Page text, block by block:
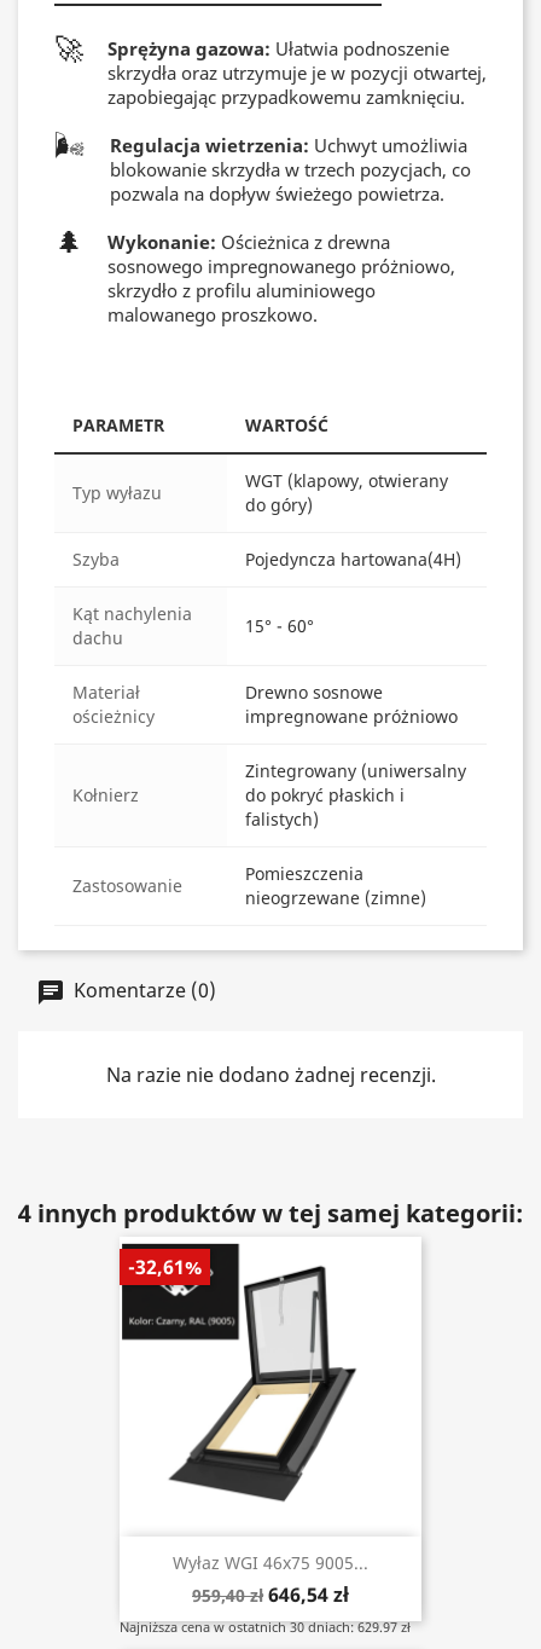
🚀 Sprężyna gazowa: Ułatwia podnoszenie
skrzydła oraz utrzymuje je w pozycji otwartej,
zapobiegając przypadkowemu zamknięciu.
🌬️ Regulacja wietrzenia: Uchwyt umożliwia
blokowanie skrzydła w trzech pozycjach, co
pozwala na dopływ świeżego powietrza.
🌲 Wykonanie: Ościeżnica z drewna
sosnowego impregnowanego próżniowo,
skrzydło z profilu aluminiowego
malowanego proszkowo.
PARAMETR WARTOŚĆ
Typ wyłazu
WGT (klapowy, otwierany
do góry)
Szyba Pojedyncza hartowana(4H)
Kąt nachylenia
dachu
15° - 60°
Materiał
ościeżnicy
Drewno sosnowe
impregnowane próżniowo
Kołnierz
Zintegrowany (uniwersalny
do pokryć płaskich i
falistych)
Zastosowanie
Pomieszczenia
nieogrzewane (zimne)
Komentarze (0)
Na razie nie dodano żadnej recenzji.
4 innych produktów w tej samej kategorii:
Wyłaz WGI 46x75 9005...
959,40 zł 646,54 zł
Najniższa cena w ostatnich 30 dniach: 629.97 zł
-32,61%